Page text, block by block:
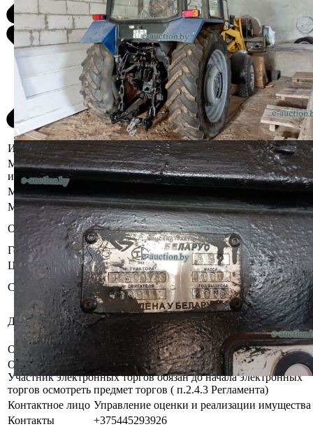
Информация о предмете торгов
Местоположение
имущества
Минская область, Воложинский р-н, г.
Воложин, ул. Пушкина, 3
Марка
Модель
892
Описание
В комплекте с отвалом поворотным и
оборудованием навесным ОН-134-01.
Год выпуска
2008
Цвет
Синий
Состояние
Бывшее в употреблении. Комплектность и
работоспособность не проверялась.
Должник
Коммунальное унитарное предприятие
"Воложинский районный комбинат
бытового обслуживания'"
Обременения
Арест судебного исполнителя.
Осмотр объекта
Участник электронных торгов обязан до начала электронных
торгов осмотреть предмет торгов ( п.2.4.3 Регламента)
Контактное лицо Управление оценки и реализации имущества
Контакты
+375445293926